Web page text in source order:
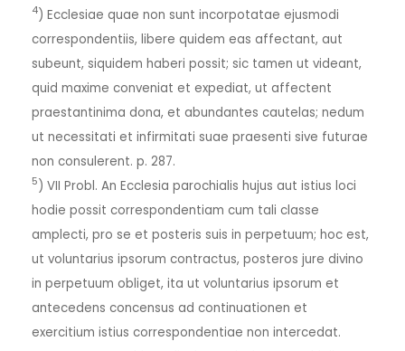
4) Ecclesiae quae non sunt incorpotatae ejusmodi
correspondentiis, libere quidem eas affectant, aut
subeunt, siquidem haberi possit; sic tamen ut videant,
quid maxime conveniat et expediat, ut affectent
praestantinima dona, et abundantes cautelas; nedum
ut necessitati et infirmitati suae praesenti sive futurae
non consulerent. p. 287.
5) VII Probl. An Ecclesia parochialis hujus aut istius loci
hodie possit correspondentiam cum tali classe
amplecti, pro se et posteris suis in perpetuum; hoc est,
ut voluntarius ipsorum contractus, posteros jure divino
in perpetuum obliget, ita ut voluntarius ipsorum et
antecedens concensus ad continuationen et
exercitium istius correspondentiae non intercedat.